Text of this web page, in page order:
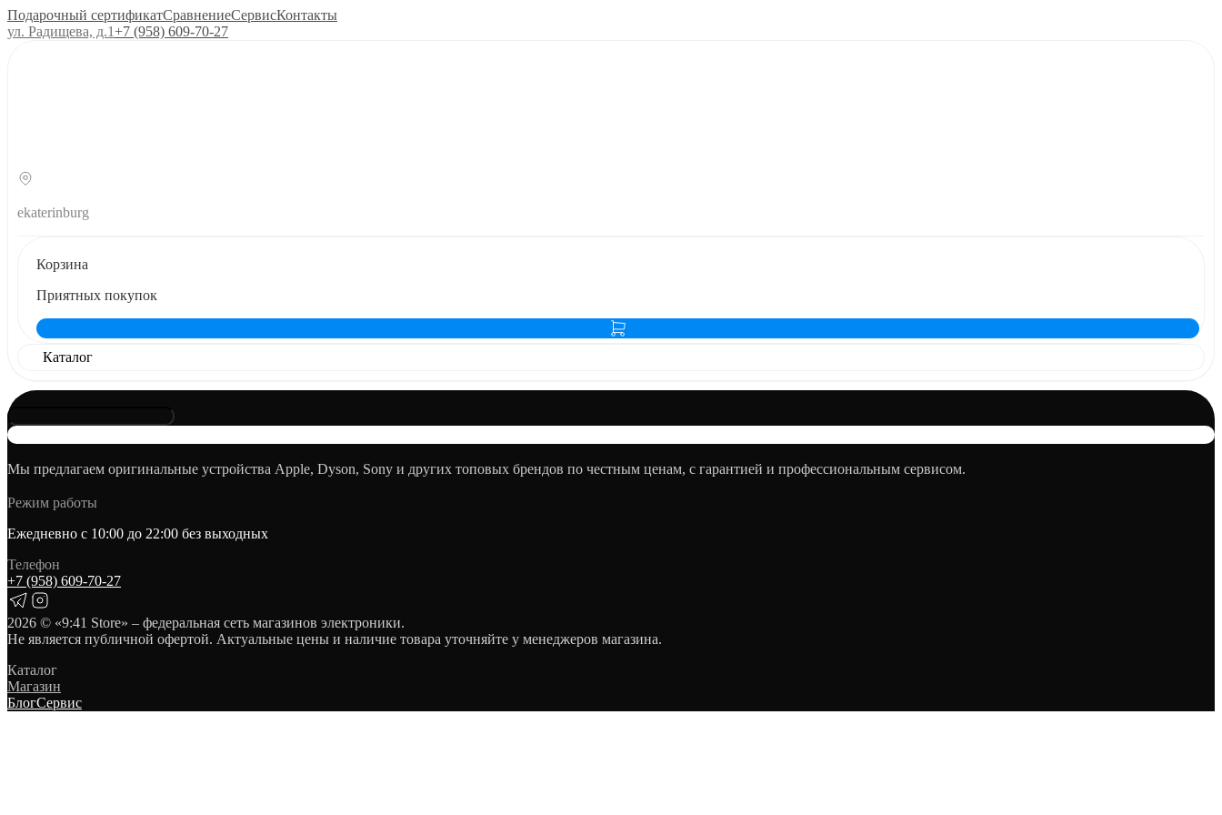
Подарочный сертификатСравнениеСервисКонтакты
ул. Радищева, д.1+7 (958) 609‑70‑27
ekaterinburg
Корзина
Приятных покупок
Каталог
Мы предлагаем оригинальные устройства Apple, Dyson, Sony и других топовых брендов по честным ценам, с гарантией и профессиональным сервисом.
Режим работы
Ежедневно с 10:00 до 22:00 без выходных
Телефон
+7 (958) 609‑70‑27
2026 © «9:41 Store» – федеральная сеть магазинов электроники.
Не является публичной офертой. Актуальные цены и наличие товара уточняйте у менеджеров магазина.
Каталог
Магазин
БлогСервис